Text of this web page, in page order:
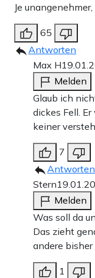
Je
65
Antworten
Max H
Melden
Glaub ich
dickes Fell.
keiner
7
Antworten
Stern
Melden
Was soll da
Das zieht
andere bisher
1